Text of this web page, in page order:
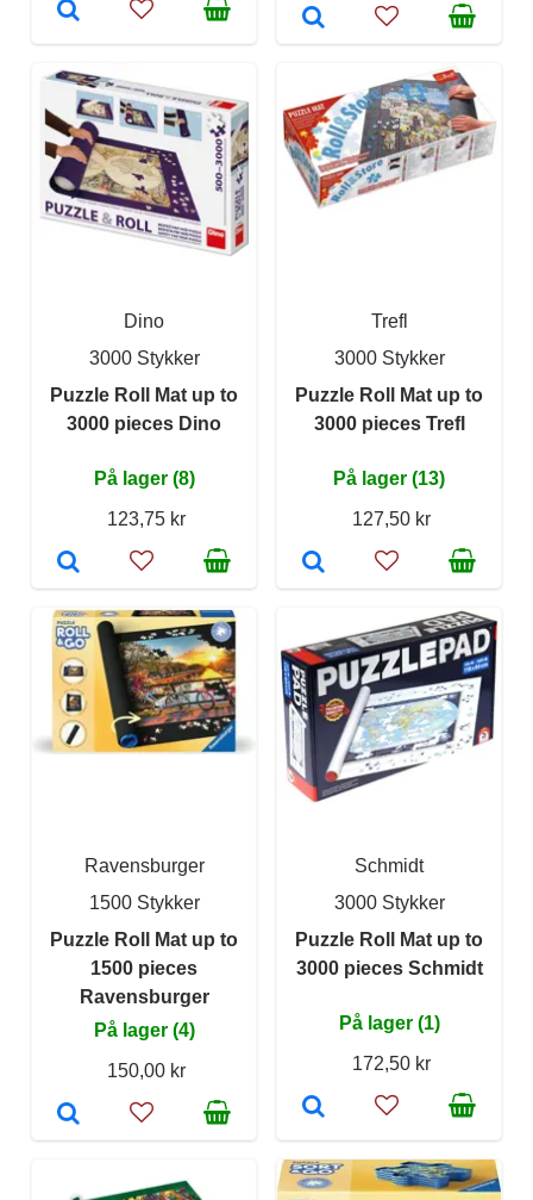
Dino
3000 Stykker
Puzzle Roll Mat up to
3000 pieces Dino
På lager (8)
123,75 kr
Trefl
3000 Stykker
Puzzle Roll Mat up to
3000 pieces Trefl
På lager (13)
127,50 kr
Ravensburger
1500 Stykker
Puzzle Roll Mat up to
1500 pieces
Ravensburger
På lager (4)
150,00 kr
Schmidt
3000 Stykker
Puzzle Roll Mat up to
3000 pieces Schmidt
På lager (1)
172,50 kr